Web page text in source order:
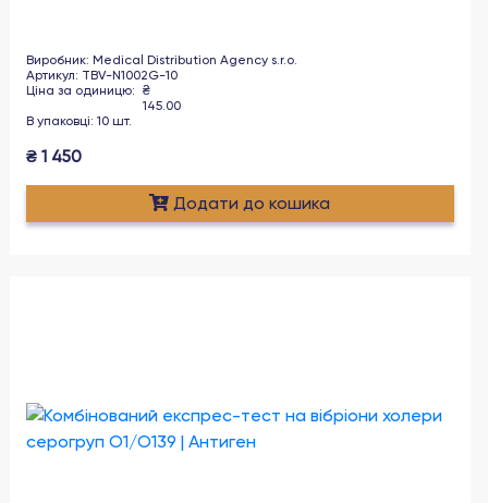
Виробник: Medical Distribution Agency s.r.o.
Артикул: TBV-N1002G-10
Ціна за одиницю: ₴
145.00
В упаковці: 10 шт.
₴ 1 450
Додати до кошика